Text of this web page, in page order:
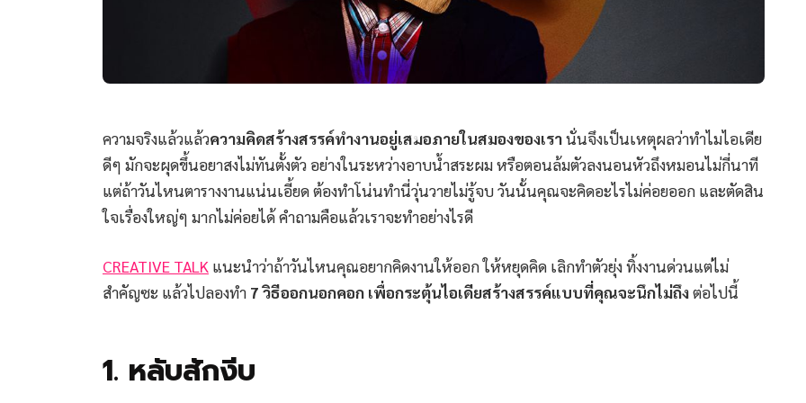
ความจริงแล้วแล้วความคิดสร้างสรรค์ทำงานอยู่เสมอภายในสมองของเรานั่นจึงเป็นเหตุผลว่าทำไมไอเดีย
ดีๆ มักจะผุดขึ้นอยาสงไม่ทันตั้งตัว อย่างในระหว่างอาบน้ำสระผม หรือตอนล้มตัวลงนอนหัวถึงหมอนไม่กี่นาที
แต่ถ้าวันไหนตารางงานแน่นเอี้ยด ต้องทำโน่นทำนี่วุ่นวายไม่รู้จบ วันนั้นคุณจะคิดอะไรไม่ค่อยออก และตัดสิน
ใจเรื่องใหญ่ๆ มากไม่ค่อยได้ คำถามคือแล้วเราจะทำอย่างไรดี
CREATIVE TALK แนะนำว่าถ้าวันไหนคุณอยากคิดงานให้ออก ให้หยุดคิด เลิกทำตัวยุ่ง ทิ้งงานด่วนแต่ไม่
สำคัญซะ แล้วไปลองทำ 7 วิธีออกนอกคอก เพื่อกระตุ้นไอเดียสร้างสรรค์แบบที่คุณจะนึกไม่ถึงต่อไปนี้
1. หลับสักงีบ